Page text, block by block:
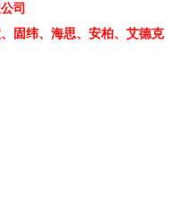
司
固纬、海思、安柏、艾德克